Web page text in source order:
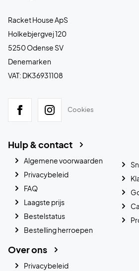
Racket House ApS
Holkebjergvej 120
5250 Odense SV
Denemarken
VAT: DK36931108
Cookies
Hulp & contact
Algemene voorwaarden
Privacybeleid
FAQ
Laagste prijs
Bestelstatus
Bestelling herroepen
Over ons
Privacybeleid